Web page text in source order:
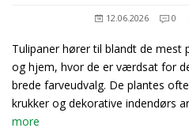
12.06.2026 0
Tulipaner hører til blandt de
og hjem, hvor de er værdsat for
brede farveudvalg. De plantes
krukker og dekorative indendørs
more